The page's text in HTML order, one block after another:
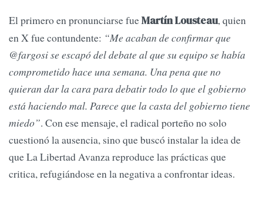
El primero en pronunciarse fueMartín Lousteau, quien
en X fue contundente: “Me acaban de confirmar que
@fargosi se escapó del debate al que su equipo se había
comprometido hace una semana. Una pena que no
quieran dar la cara para debatir todo lo que el gobierno
está haciendo mal. Parece que la casta del gobierno tiene
miedo”. Con ese mensaje, el radical porteño no solo
cuestionó la ausencia, sino que buscó instalar la idea de
que La Libertad Avanza reproduce las prácticas que
critica, refugiándose en la negativa a confrontar ideas.